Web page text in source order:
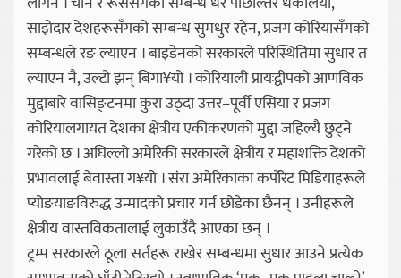
साझेदार देशहरूसँगको सम्बन्ध सुमधुर रहेन, प्रजग कोरियासँगको
सम्बन्धले रङ ल्याएन । बाइडेनको सरकारले परिस्थितिमा सुधार त
ल्याएन नै, उल्टो झन् बिगा¥यो । कोरियाली प्रायःद्वीपको आणविक
मुद्दाबारे वासिङ्टनमा कुरा उठ्दा उत्तर–पूर्वी एसिया र प्रजग
कोरियालगायत देशका क्षेत्रीय एकीकरणको मुद्दा जहिल्यै छुट्ने
गरेको छ । अघिल्लो अमेरिकी सरकारले क्षेत्रीय र महाशक्ति देशको
प्रभावलाई बेवास्ता ग¥यो । संरा अमेरिकाका कर्पोरेट मिडियाहरूले
प्योङयाङविरुद्ध उन्मादको प्रचार गर्न छोडेका छैनन् । उनीहरूले
क्षेत्रीय वास्तविकतालाई लुकाउँदै आएका छन् ।
ट्रम्प सरकारले ठूला सर्तहरू राखेर सम्बन्धमा सुधार आउने प्रत्येक